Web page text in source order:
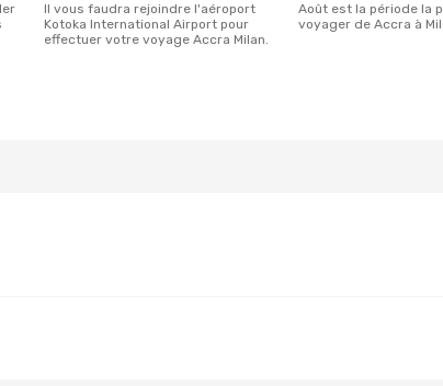
Il vous faudra rejoindre l'aéroport
Kotoka International Airport pour
effectuer votre voyage Accra Milan.
août est la période la plus chargée pour
voyager de Accra à